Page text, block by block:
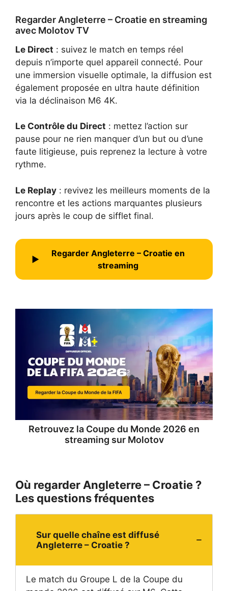
Regarder Angleterre – Croatie en streaming
avec Molotov TV
Le Direct : suivez le match en temps réel
depuis n’importe quel appareil connecté. Pour
une immersion visuelle optimale, la diffusion est
également proposée en ultra haute définition
via la déclinaison M6 4K.
Le Contrôle du Direct : mettez l’action sur
pause pour ne rien manquer d’un but ou d’une
faute litigieuse, puis reprenez la lecture à votre
rythme.
Le Replay : revivez les meilleurs moments de la
rencontre et les actions marquantes plusieurs
jours après le coup de sifflet final.
▶
Regarder Angleterre – Croatie en
streaming
Retrouvez la Coupe du Monde 2026 en
streaming sur Molotov
Où regarder Angleterre – Croatie ?
Les questions fréquentes
Sur quelle chaîne est diffusé
Angleterre – Croatie ?
Le match du Groupe L de la Coupe du